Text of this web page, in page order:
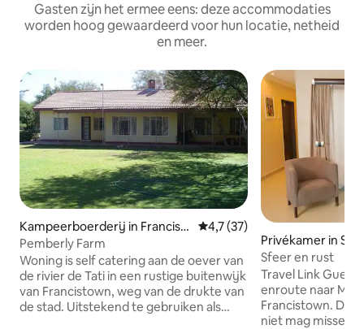
Gasten zijn het ermee eens: deze accommodaties
worden hoog gewaardeerd voor hun locatie, netheid
en meer.
Kampeerboerderij in Francist
own
Gemiddelde beoordeling van
4,7 (37)
Pemberly Farm
Woning is self catering aan de oever van
de rivier de Tati in een rustige buitenwijk
van Francistown, weg van de drukte van
de stad. Uitstekend te gebruiken als
Privékamer in
Sfeer en rust
Travel Link Guest
enroute naar
Francistown. De
niet mag missen